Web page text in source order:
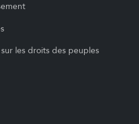
les droits des peuples